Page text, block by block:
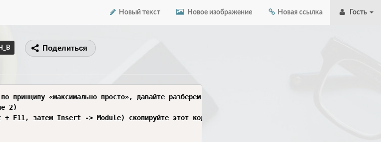
Новый текст Новое изображение Новая ссылка Гость
Поделиться
по принципу «максимально просто», давайте разберем основные действия на основе **image.png**
2)
F11, затем Insert -> Module) скопируйте этот код: